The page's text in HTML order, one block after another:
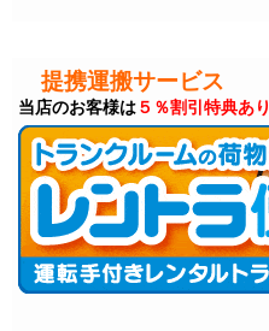
提携運搬サービス
当店のお客様は５％割引特典あり